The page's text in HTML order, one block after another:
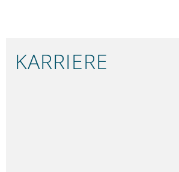
KARRIERE